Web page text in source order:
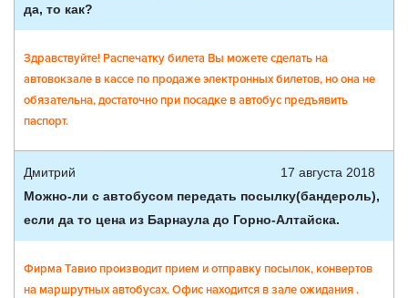
да, то как?
Здравствуйте! Распечатку билета Вы можете сделать на
автовокзале в кассе по продаже электронных билетов, но она не
обязательна, достаточно при посадке в автобус предъявить
паспорт.
Дмитрий
17 августа 2018
Можно-ли с автобусом передать посылку(бандероль),
если да то цена из Барнаула до Горно-Алтайска.
Фирма Тавио производит прием и отправку посылок, конвертов
на маршрутных автобусах. Офис находится в зале ожидания .